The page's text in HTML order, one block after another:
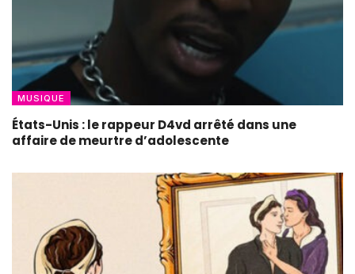
MUSIQUE
États-Unis : le rappeur D4vd arrêté dans une
affaire de meurtre d’adolescente